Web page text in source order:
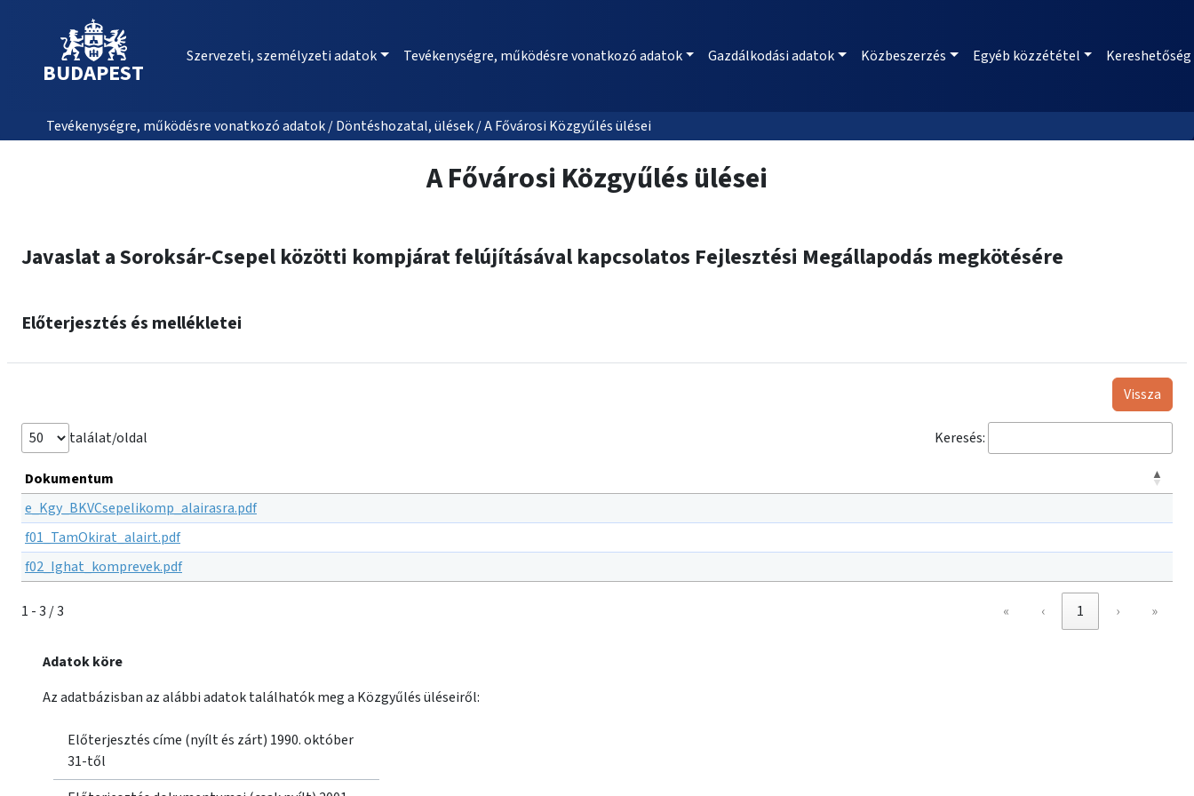
BUDAPEST
Szervezeti, személyzeti adatok Tevékenységre, működésre vonatkozó adatok Gazdálkodási adatok Közbeszerzés Egyéb közzététel Kereshetőség
Tevékenységre, működésre vonatkozó adatok / Döntéshozatal, ülések / A Fővárosi Közgyűlés ülései
A Fővárosi Közgyűlés ülései
Javaslat a Soroksár-Csepel közötti kompjárat felújításával kapcsolatos Fejlesztési Megállapodás megkötésére
Előterjesztés és mellékletei
Vissza
találat/oldal Keresés:
Dokumentum
e_Kgy_BKVCsepelikomp_alairasra.pdf
f01_TamOkirat_alairt.pdf
f02_Ighat_komprevek.pdf
1 - 3 / 3 « ‹ 1 › »
Adatok köre
Az adatbázisban az alábbi adatok találhatók meg a Közgyűlés üléseiről:
Előterjesztés címe (nyílt és zárt) 1990. október
31-től